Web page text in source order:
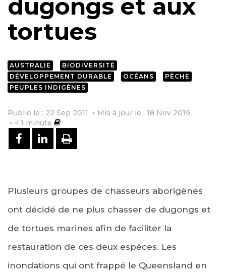
dugongs et aux
tortues
AUSTRALIE
BIODIVERSITÉ
DÉVELOPPEMENT DURABLE
OCÉANS
PÊCHE
PEUPLES INDIGÈNES
Publié le : 22 Sep 2011
Mis à jour le : 18 Nov 2019
< 1 minute
PARTAGER SUR FACEBOOK
PARTAGER SUR LINKEDIN
IMPRIMER
Plusieurs groupes de chasseurs aborigènes
ont décidé de ne plus chasser de dugongs et
de tortues marines afin de faciliter la
restauration de ces deux espèces. Les
inondations qui ont frappé le Queensland en